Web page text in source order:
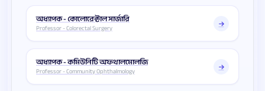
অধ্যাপক - কোলোরেক্টাল সার্জারি
Professor - Colorectal Surgery
অধ্যাপক - কমিউনিটি অফথালমোলজি
Professor - Community Ophthalmology